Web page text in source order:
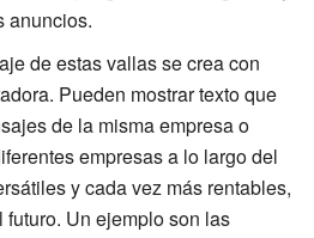
anuncios.
de estas vallas se crea con
Pueden mostrar texto que
de la misma empresa o
empresas a lo largo del
y cada vez más rentables,
Un ejemplo son las